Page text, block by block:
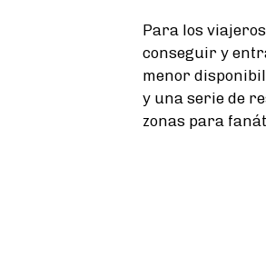
Para los
conseguir y
menor
y una serie de
zonas para